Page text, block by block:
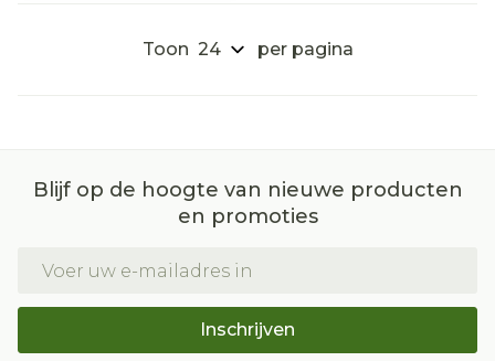
Toon per pagina
Blijf op de hoogte van nieuwe producten
en promoties
Inschrijven